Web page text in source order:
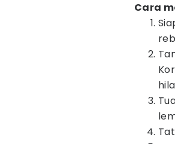
Cara